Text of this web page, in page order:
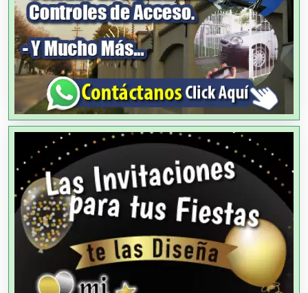
Agricultores
Agricultura y Ganadería
Agua Purificada
Aire Acondicionado
Alarmas
Albercas
Alimentos